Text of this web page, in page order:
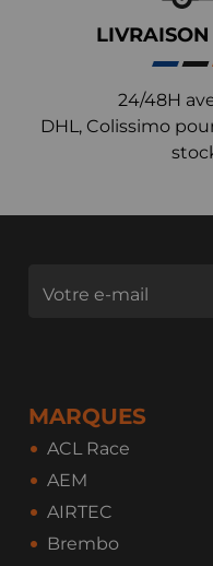
24/48H
DHL, Colissimo
MARQUES
ACL Race
AEM
AIRTEC
Brembo